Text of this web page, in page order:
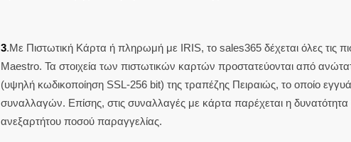
3.Με Πιστωτική Κάρτα ή πληρωμή με IRIS, το sales365 δέχεται όλες τις
Maestro. Τα στοιχεία των πιστωτικών καρτών προστατεύονται από
(υψηλή κωδικοποίηση SSL-256 bit) της τραπέζης Πειραιώς, το οποίο
συναλλαγών. Επίσης, στις συναλλαγές με κάρτα παρέχεται η
ανεξαρτήτου ποσού παραγγελίας.